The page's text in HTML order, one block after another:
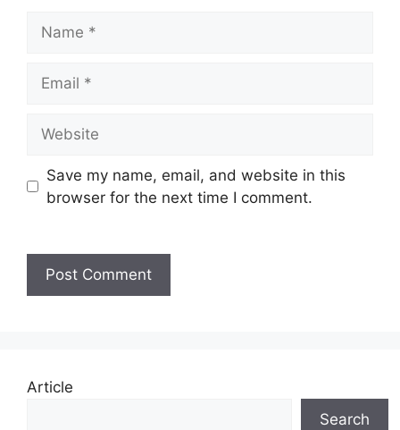
Save my name, email, and website in this
browser for the next time I comment.
Article
Search